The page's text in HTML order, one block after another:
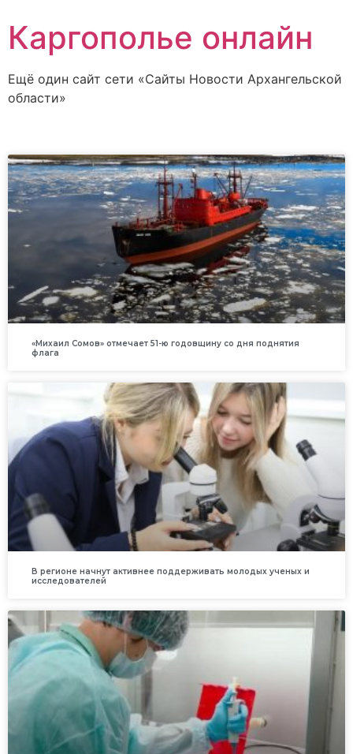
Каргополье онлайн
Ещё один сайт сети «Сайты Новости Архангельской
области»
«Михаил Сомов» отмечает 51-ю годовщину со дня поднятия
флага
В регионе начнут активнее поддерживать молодых ученых и
исследователей